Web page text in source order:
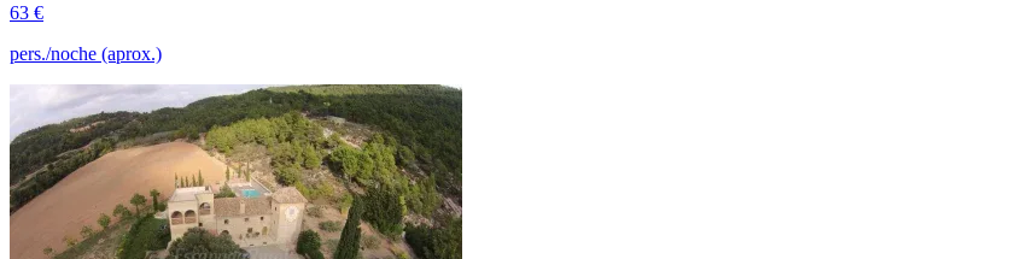
63 €
pers./noche (aprox.)